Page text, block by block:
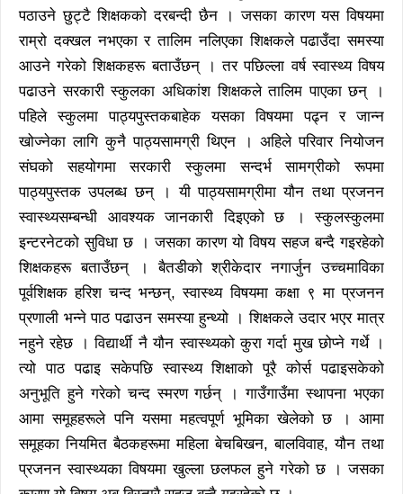
पठाउने छुट्टै शिक्षकको दरबन्दी छैन । जसका कारण यस विषयमा
राम्रो दक्खल नभएका र तालिम नलिएका शिक्षकले पढाउँदा समस्या
आउने गरेको शिक्षकहरू बताउँछन् । तर पछिल्ला वर्ष स्वास्थ्य विषय
पढाउने सरकारी स्कुलका अधिकांश शिक्षकले तालिम पाएका छन् ।
पहिले स्कुलमा पाठ्यपुस्तकबाहेक यसका विषयमा पढ्न र जान्न
खोज्नेका लागि कुनै पाठ्यसामग्री थिएन । अहिले परिवार नियोजन
संघको सहयोगमा सरकारी स्कुलमा सन्दर्भ सामग्रीको रूपमा
पाठ्यपुस्तक उपलब्ध छन् । यी पाठ्यसामग्रीमा यौन तथा प्रजनन
स्वास्थ्यसम्बन्धी आवश्यक जानकारी दिइएको छ । स्कुलस्कुलमा
इन्टरनेटको सुविधा छ । जसका कारण यो विषय सहज बन्दै गइरहेको
शिक्षकहरू बताउँछन् । बैतडीको श्रीकेदार नगार्जुन उच्चमाविका
पूर्वशिक्षक हरिश चन्द भन्छन्, स्वास्थ्य विषयमा कक्षा ९ मा प्रजनन
प्रणाली भन्ने पाठ पढाउन समस्या हुन्थ्यो । शिक्षकले उदार भएर मात्र
नहुने रहेछ । विद्यार्थी नै यौन स्वास्थ्यको कुरा गर्दा मुख छोप्ने गर्थे ।
त्यो पाठ पढाइ सकेपछि स्वास्थ्य शिक्षाको पूरै कोर्स पढाइसकेको
अनुभूति हुने गरेको चन्द स्मरण गर्छन् । गाउँगाउँमा स्थापना भएका
आमा समूहहरूले पनि यसमा महत्वपूर्ण भूमिका खेलेको छ । आमा
समूहका नियमित बैठकहरूमा महिला बेचबिखन, बालविवाह, यौन तथा
प्रजनन स्वास्थ्यका विषयमा खुल्ला छलफल हुने गरेको छ । जसका